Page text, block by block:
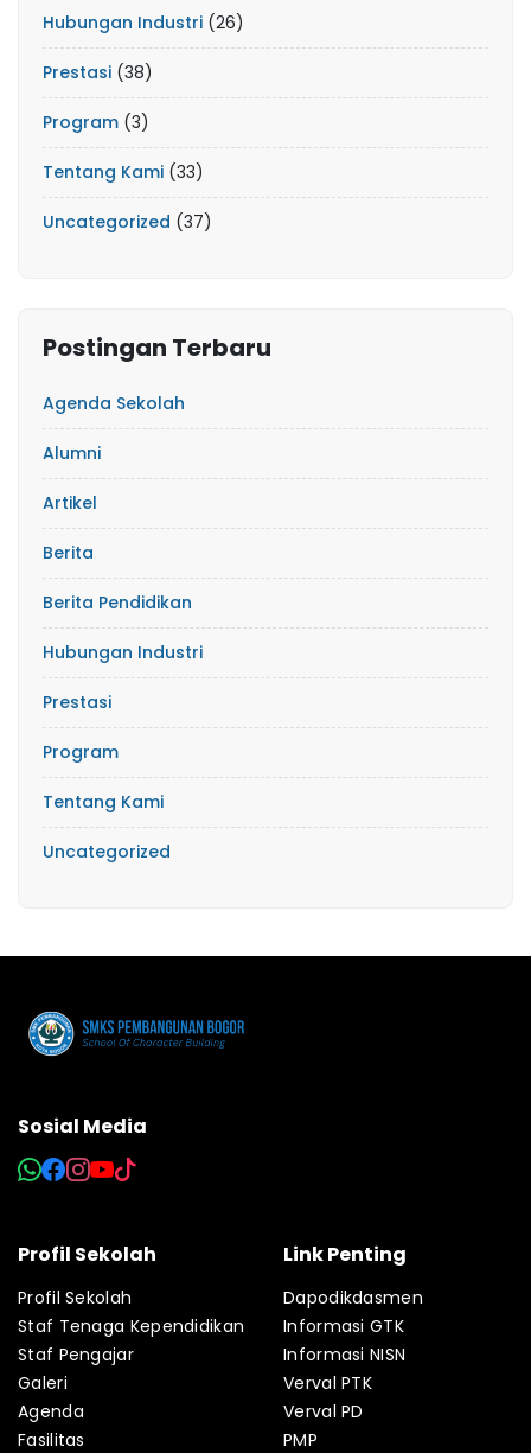
Hubungan Industri (26)
Prestasi (38)
Program (3)
Tentang Kami (33)
Uncategorized (37)
Postingan Terbaru
Agenda Sekolah
Alumni
Artikel
Berita
Berita Pendidikan
Hubungan Industri
Prestasi
Program
Tentang Kami
Uncategorized
Sosial Media
Profil Sekolah
Profil Sekolah
Staf Tenaga Kependidikan
Staf Pengajar
Galeri
Agenda
Fasilitas
Link Penting
Dapodikdasmen
Informasi GTK
Informasi NISN
Verval PTK
Verval PD
PMP